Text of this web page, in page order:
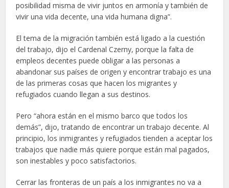
posibilidad misma de vivir juntos en armonía y también de
vivir una vida decente, una vida humana digna”.
El tema de la migración también está ligado a la cuestión
del trabajo, dijo el Cardenal Czerny, porque la falta de
empleos decentes puede obligar a las personas a
abandonar sus países de origen y encontrar trabajo es una
de las primeras cosas que hacen los migrantes y
refugiados cuando llegan a sus destinos.
Pero “ahora están en el mismo barco que todos los
demás”, dijo, tratando de encontrar un trabajo decente. Al
principio, los inmigrantes y refugiados tienden a aceptar los
trabajos que nadie más quiere porque están mal pagados,
son inestables y poco satisfactorios.
Cerrar las fronteras de un país a los inmigrantes no va a